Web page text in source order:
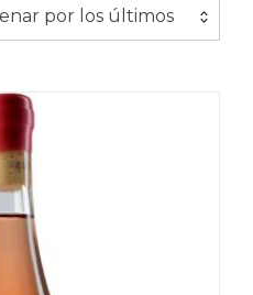
últimos
por los últimos